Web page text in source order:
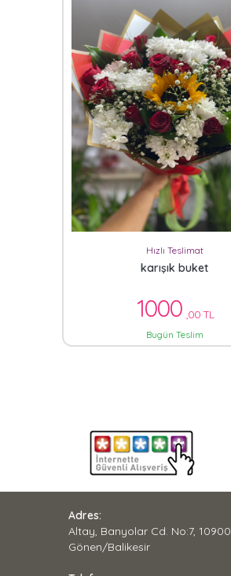
Hızlı Teslimat
karışık buket
1000 ,00 TL
Bugün Teslim
Adres:
Altay, Banyolar Cd. No:7, 10900
Gönen/Balikesir